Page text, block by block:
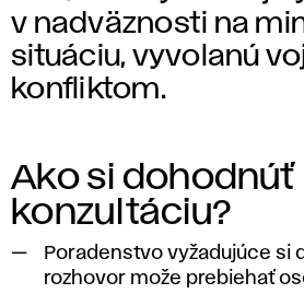
o
d
o
r
v nadväznosti na
situáciu, vyvolanú
konfliktom.
Ako si dohodnúť
konzultáciu?
Poradenstvo vyžadujúce si
rozhovor može prebiehať